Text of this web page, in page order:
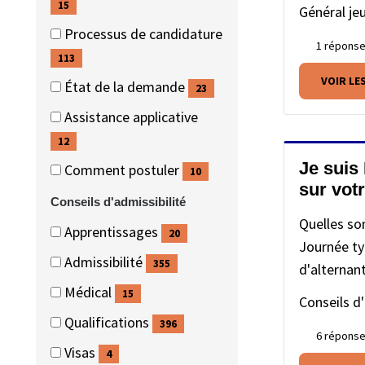
éléments)
15
Processus de candidature
(113
éléments)
113
État de la demande
(23
éléments)
23
Assistance applicative
(12
éléments)
12
Comment postuler
10
Conseils d'admissibilité
Conseils
d'admissibilité
Conseils
d'admissibilité
Apprentissages
(20
20
Admissibilité
(355
355
Médical
(15
éléments)
15
Qualifications
(396
396
Visas 4
Général
1 réponse
VOIR
Je suis
sur
Quelles
Journée
Conseils
6